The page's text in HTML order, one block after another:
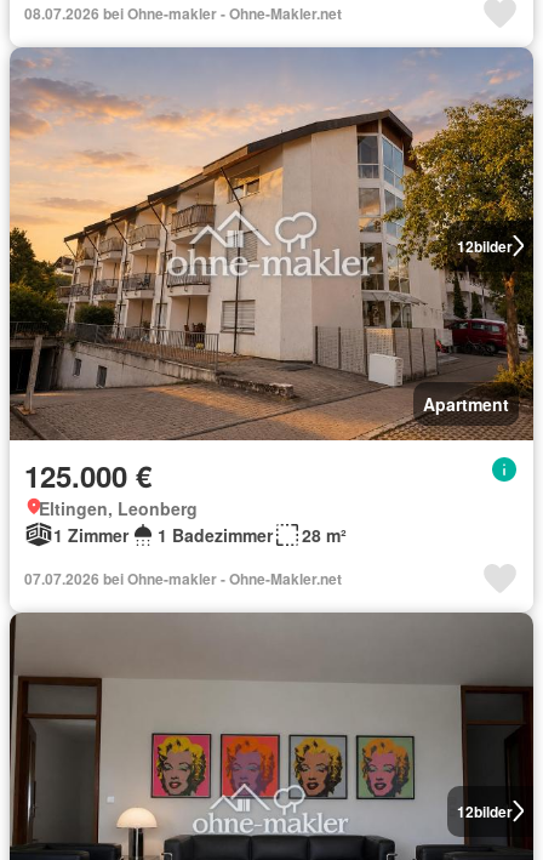
08.07.2026 bei Ohne-makler - Ohne-Makler.net
12bilder
Apartment
125.000 €
Eltingen, Leonberg
1 Zimmer
1 Badezimmer 28 m²
07.07.2026 bei Ohne-makler - Ohne-Makler.net
12bilder